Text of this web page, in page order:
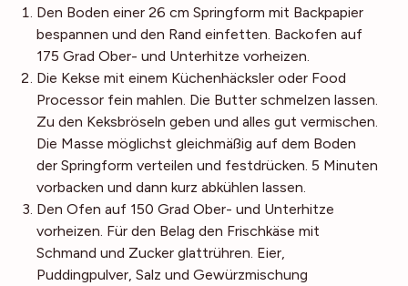
Den Boden einer 26 cm Springform mit Backpapier
bespannen und den Rand einfetten. Backofen auf
175 Grad Ober- und Unterhitze vorheizen.
Die Kekse mit einem Küchenhäcksler oder Food
Processor fein mahlen. Die Butter schmelzen lassen.
Zu den Keksbröseln geben und alles gut vermischen.
Die Masse möglichst gleichmäßig auf dem Boden
der Springform verteilen und festdrücken. 5 Minuten
vorbacken und dann kurz abkühlen lassen.
Den Ofen auf 150 Grad Ober- und Unterhitze
vorheizen. Für den Belag den Frischkäse mit
Schmand und Zucker glattrühren. Eier,
Puddingpulver, Salz und Gewürzmischung